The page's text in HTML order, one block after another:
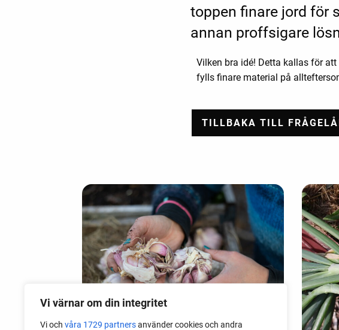
Vi värnar om din integritet
Vi och våra 1729 partnersanvänder cookies och andra
toppen finare jord för
annan proffsigare
Vilken bra idé! Detta kallas för
fylls finare material på